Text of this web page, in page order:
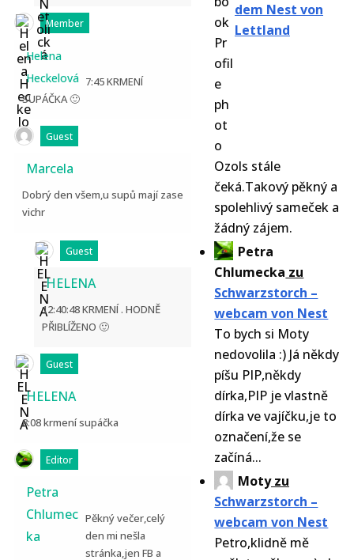
dem Nest von
Lettland
Ozols stále
čeká.Takový pěkný a
spolehlivý sameček a
žádný zájem.
Petra
Chlumecka zu
Schwarzstorch –
webcam von Nest
To bych si Moty
nedovolila :) Já někdy
píšu PIP,někdy
dírka,PIP je vlastně
dírka ve vajíčku,je to
označení,že se
začíná...
Motyzu
Schwarzstorch –
webcam von Nest
Petro,klidně mě
Member
Helena
Heckelová 7:45 KRMENÍ
SUPÁČKA 🙂
Guest
Marcela
Dobrý den všem,u supů mají zase
vichr
Guest
HELENA
12:40:48 KRMENÍ . HODNĚ
PŘIBLÍŽENO 🙂
Guest
HELENA
8:08 krmení supáčka
Editor
Petra
Chlumec
ka
Pěkný večer,celý
den mi nešla
stránka,jen FB a